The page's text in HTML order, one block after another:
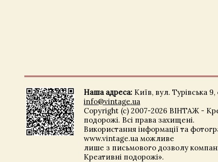
Наша адреса: Київ, вул. Турівська 9,
info@vintage.ua
Copyright (c) 2007-2026 ВІНТАЖ -
подорожі. Всі права захищені.
Використання інформації та
www.vintage.ua можливе
лише з письмового дозволу
Креативні подорожі».